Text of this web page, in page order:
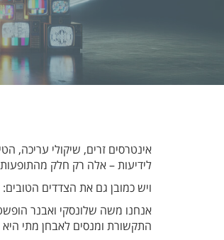
אינטרסים זרים, שיקולי עריכה,
לידיעות – אלה רק חלק מהתופעות
ויש כמובן גם את הצדדים הטובים:
אנחנו משה שלונסקי ואבנר
התקשורת ומנסים לאבחן מתי